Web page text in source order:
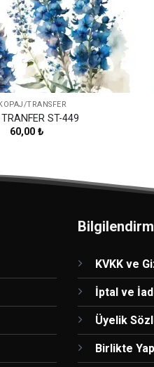
TRANSFER
ST-449
60,00₺
KVKK ve
İptal ve
Üyelik
Birlikte